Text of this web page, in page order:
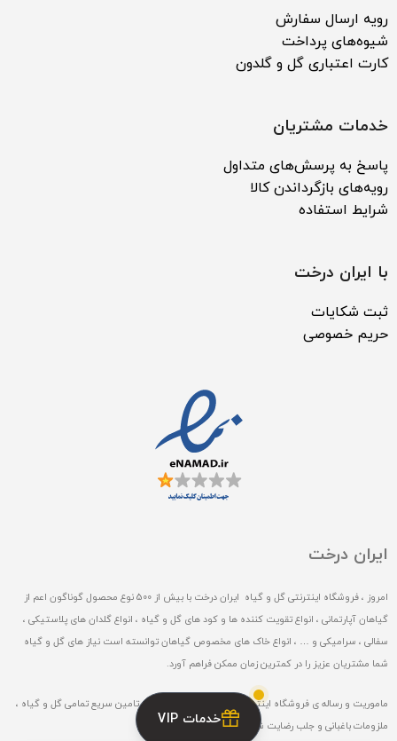
رویه ارسال سفارش
شیوه‌های پرداخت
کارت اعتباری گل و گلدون
خدمات مشتریان
پاسخ به پرسش‌های متداول
رویه‌های بازگرداندن کالا
شرایط استفاده
با ایران درخت
ثبت شکایات
حریم خصوصی
ایران درخت
امروز ، فروشگاه اینترنتی گل و گیاه ایران درخت با بیش از 500 نوع محصول گوناگون اعم از
گیاهان آپارتمانی ، انواع تقویت کننده ها و کود های گل و گیاه ، انواع گلدان های پلاستیکی ،
سفالی ، سرامیکی و … ، انواع خاک های مخصوص گیاهان توانسته است نیاز های گل و گیاه
شما مشتریان عزیز را در کمترین زمان ممکن فراهم آورد.
ماموریت و رساله ی فروشگاه اینترنتی گل و گیاه ایران درخت ، تامین سریع تمامی گل و گیاه ،
ملزومات باغبانی و جلب رضایت شما مشتریان گرامی میباشد.
خدمات VIP